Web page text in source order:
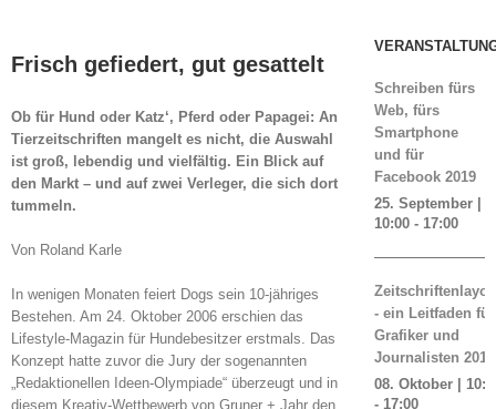
Frisch gefiedert, gut gesattelt
Ob für Hund oder Katz‘, Pferd oder Papagei: An
Tierzeitschriften mangelt es nicht, die Auswahl
ist groß, lebendig und vielfältig. Ein Blick auf
den Markt – und auf zwei Verleger, die sich dort
tummeln.
Von Roland Karle
In wenigen Monaten feiert Dogs sein 10-jähriges
Bestehen. Am 24. Oktober 2006 erschien das
Lifestyle-Magazin für Hundebesitzer erstmals. Das
Konzept hatte zuvor die Jury der sogenannten
„Redaktionellen Ideen-Olympiade“ überzeugt und in
diesem Kreativ-Wettbewerb von Gruner + Jahr den
Schreiben fürs
Web, fürs
Smartphone
und für
Facebook 2019
25. September |
10:00- 17:00
- ein Leitfaden für
Grafiker und
Journalisten 2019
08. Oktober |
- 17:00